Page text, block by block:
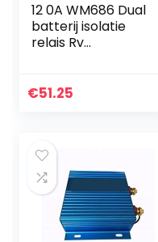
12 0A WM686 Dual
batterij isolatie
relais Rv
Power Saving RL /
€51.25